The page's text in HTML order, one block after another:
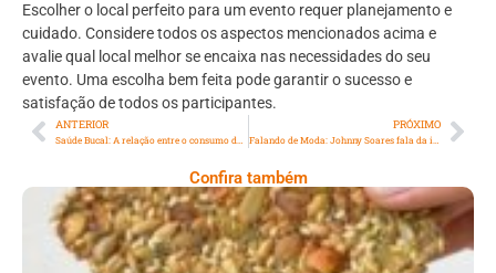
Escolher o local perfeito para um evento requer planejamento e
cuidado. Considere todos os aspectos mencionados acima e
avalie qual local melhor se encaixa nas necessidades do seu
evento. Uma escolha bem feita pode garantir o sucesso e
satisfação de todos os participantes.
ANTERIOR
Saúde Bucal: A relação entre o consumo de açúcar e a cárie
PRÓXIMO
Falando de Moda: Johnny Soares fala da importância da moda na arte
Confira também